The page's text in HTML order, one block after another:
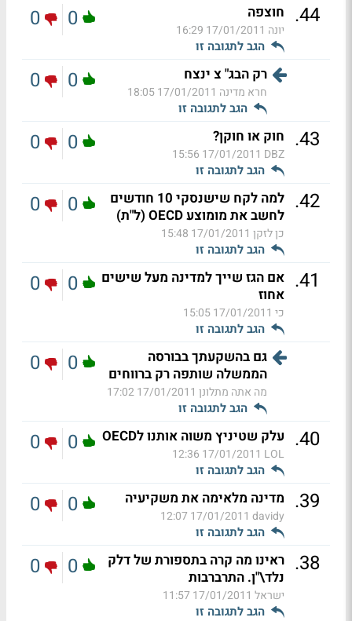
44
. חוצפה
יונה 17/01/2011 16:29
הגב לתגובה זו
0
0
רק הבג" צ ינצח
חרא מדינה 17/01/2011 18:05
הגב לתגובה זו
0
0
43
. חוק או חוקן?
DBZ
17/01/2011 15:56
הגב לתגובה זו
0
0
42
.
למה לקח שישנסקי 10 חודשים
לחשב את מומוצע OECD (ל"ת)
כן לזקן 17/01/2011 15:48
הגב לתגובה זו
0
0
41
. אם הגז שייך למדינה מעל שישים
אחוז
כי 17/01/2011 15:05
הגב לתגובה זו
0
0
גם בהשקעתך בבורסה
הממשלה שותפה רק ברווחים
מה אתה מתלונן 17/01/2011 17:02
הגב לתגובה זו
0
0
40
. עלק שטיניץ משוה אותנו לOECD
LOL
17/01/2011 12:36
הגב לתגובה זו
0
0
39
. מדינה מלאימה את משקיעיה
davidy
17/01/2011 12:07
הגב לתגובה זו
0
0
38
. ראינו מה קרה בתספורת של דלק
נלד\"ן. התרברבות
ישראל 17/01/2011 11:57
הגב לתגובה זו
0
0